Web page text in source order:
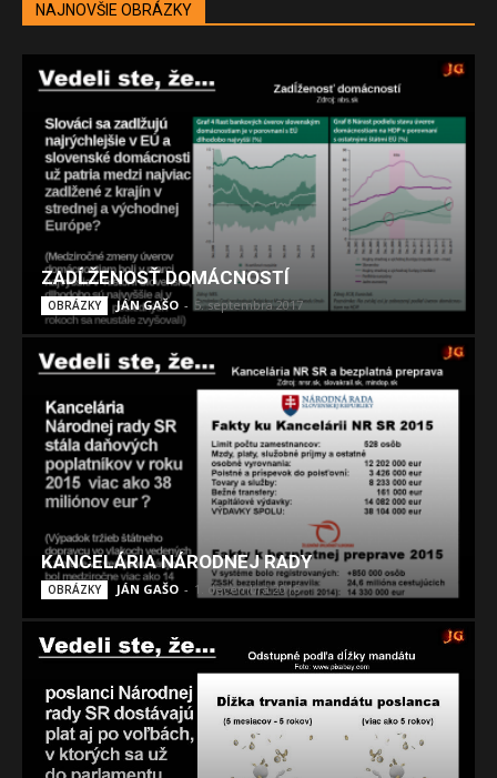
NAJNOVŠIE OBRÁZKY
ZADĹŽENOSŤ DOMÁCNOSTÍ
OBRÁZKY JÁN GAŠO - 5. septembra 2017
KANCELÁRIA NÁRODNEJ RADY
OBRÁZKY JÁN GAŠO - 1. decembra 2016